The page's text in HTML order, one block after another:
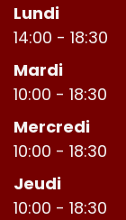
Lundi
14:00 - 18:30
Mardi
10:00 - 18:30
Mercredi
10:00 - 18:30
Jeudi
10:00 - 18:30